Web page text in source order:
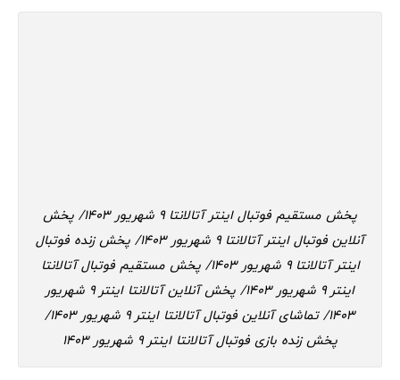
پخش مستقیم فوتبال اینتر آتالانتا 9 شهریور 1403/ پخش
آنلاین فوتبال اینتر آتالانتا 9 شهریور 1403/ پخش زنده فوتبال
اینتر آتالانتا 9 شهریور 1403/ پخش مستقیم فوتبال آتالانتا
اینتر 9 شهریور 1403/ پخش آنلاین آتالانتا اینتر 9 شهریور
1403/ تماشای آنلاین فوتبال آتالانتا اینتر 9 شهریور 1403/
پخش زنده بازی فوتبال آتالانتا اینتر 9 شهریور 1403